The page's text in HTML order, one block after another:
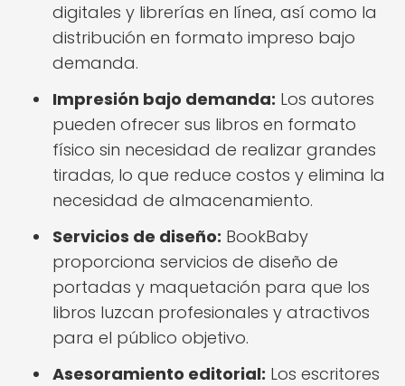
digitales y librerías en línea, así como la
distribución en formato impreso bajo
demanda.
Impresión bajo demanda: Los autores
pueden ofrecer sus libros en formato
físico sin necesidad de realizar grandes
tiradas, lo que reduce costos y elimina la
necesidad de almacenamiento.
Servicios de diseño: BookBaby
proporciona servicios de diseño de
portadas y maquetación para que los
libros luzcan profesionales y atractivos
para el público objetivo.
Asesoramiento editorial: Los escritores